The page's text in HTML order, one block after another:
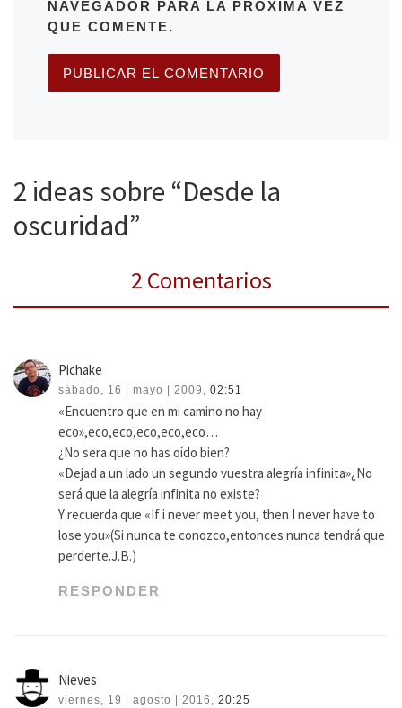
NAVEGADOR PARA LA PRÓXIMA VEZ
QUE COMENTE.
2 ideas sobre “Desde la
oscuridad”
2 Comentarios
Pichake
sábado, 16 | mayo | 2009, 02:51
«Encuentro que en mi camino no hay
eco»,eco,eco,eco,eco,eco…
¿No sera que no has oído bien?
«Dejad a un lado un segundo vuestra alegría infinita»¿No
será que la alegría infinita no existe?
Y recuerda que «If i never meet you, then I never have to
lose you»(Si nunca te conozco,entonces nunca tendrá que
perderte.J.B.)
RESPONDER
Nieves
viernes, 19 | agosto | 2016, 20:25